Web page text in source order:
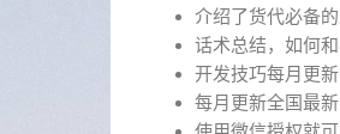
介绍了货代必备
话术总结，如何
开发技巧每月更
每月更新全国最新